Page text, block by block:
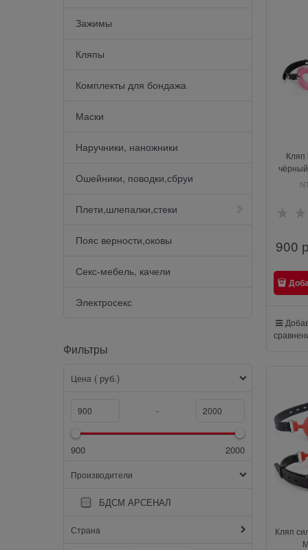
Зажимы
Кляпы
Комплекты для бондажа
Маски
Наручники, наножники
Ошейники, поводки,сбруи
Плети,шлепалки,стеки
Пояс верности,оковы
Секс-мебель, качели
Электросекс
Фильтры
Цена ( руб.)
-
900 2000
Производители
БДСМ АРСЕНАЛ
Страна
Кляп
900
Кляп